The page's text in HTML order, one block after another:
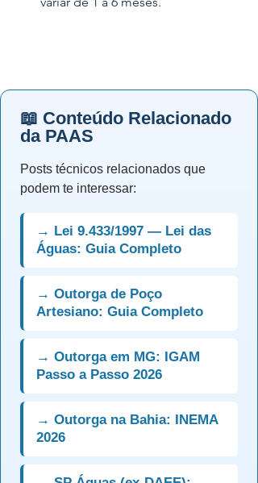
📖 Conteúdo Relacionado
da PAAS
Posts técnicos relacionados que
podem te interessar:
→ Lei 9.433/1997 — Lei das
Águas: Guia Completo
→ Outorga de Poço
Artesiano: Guia Completo
→ Outorga em MG: IGAM
Passo a Passo 2026
→ Outorga na Bahia: INEMA
2026